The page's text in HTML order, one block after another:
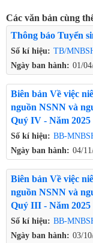
Các văn bản cùng
Số kí hiệu: TB/
Ngày ban hành: 01/
Thông báo Tuyển
Số kí hiệu: BB-
Ngày ban hành: 04/
Biên bản Về việc
nguồn NSNN và
Quý IV - Năm 2025
Số kí hiệu: BB-
Ngày ban hành: 03/
Biên bản Về việc
nguồn NSNN và
Quý III - Năm 2025